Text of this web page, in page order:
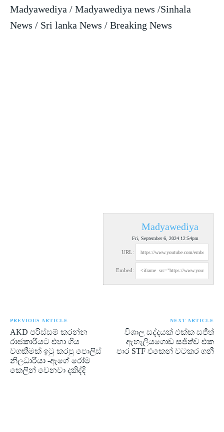
Madyawediya / Madyawediya news /Sinhala
News / Sri lanka News / Breaking News
Madyawediya
Fri, September 6, 2024 12:54pm
URL:
Embed:
PREVIOUS ARTICLE
AKD පරිස්සම් කරන්න
රාජකාරියට එහා ගිය
වගකීමක් ඉටු කරපු පොලිස්
නිලධාරියා -ඇගේ රෝම
කෙලින් වෙනවා දකිද්දි
NEXT ARTICLE
විශාල සද්දයක් එක්ක සජිත්
ඇහැලියගොඩ සජිත්ව එක
පාර STF එකෙන් වටකර ගනී